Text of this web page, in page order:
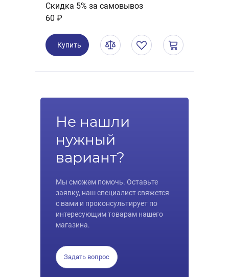
Скидка 5% за самовывоз
60 ₽
Купить
Не нашли
нужный
вариант?
Мы сможем помочь. Оставьте
заявку, наш специалист свяжется
с вами и проконсультирует по
интересующим товарам нашего
магазина.
Задать вопрос